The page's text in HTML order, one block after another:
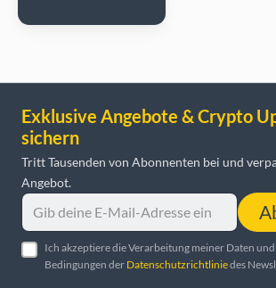
Exklusive Angebote & Crypto
sichern
Tritt Tausenden von Abonnenten bei und
Angebot.
Ich akzeptiere die Verarbeitung meiner Daten
Bedingungen der Datenschutzrichtliniedes